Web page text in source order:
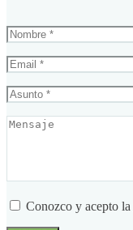
Conozco y acepto la